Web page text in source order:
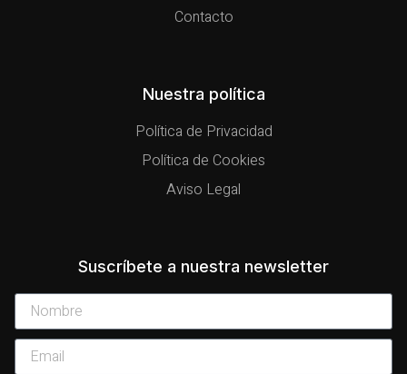
Contacto
Nuestra política
Política de Privacidad
Política de Cookies
Aviso Legal
Suscríbete a nuestra newsletter